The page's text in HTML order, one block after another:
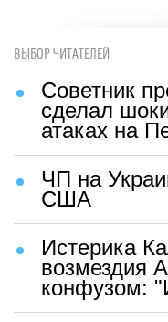
ВЫБОР ЧИТАТЕЛЕЙ
Советник
сделал
атаках на
ЧП на
США
Истерика
возмездия
конфузом: